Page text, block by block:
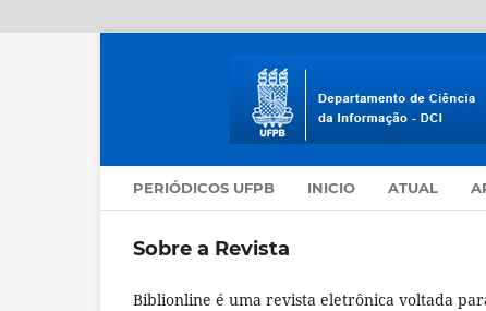
PERIÓDICOS UFPB INICIO ATUAL
Sobre a Revista
Biblionline é uma revista eletrônica voltada